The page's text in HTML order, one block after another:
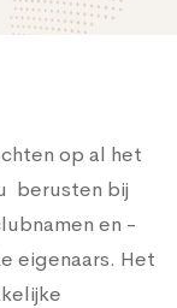
op al het
berusten bij
en -
eigenaars. Het